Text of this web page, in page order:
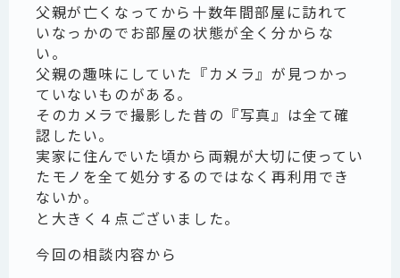
父親が亡くなってから十数年間部屋に訪れて
いなっかのでお部屋の状態が全く分からな
い。
父親の趣味にしていた『カメラ』が見つかっ
ていないものがある。
そのカメラで撮影した昔の『写真』は全て確
認したい。
実家に住んでいた頃から両親が大切に使ってい
たモノを全て処分するのではなく再利用でき
ないか。
と大きく４点ございました。
今回の相談内容から